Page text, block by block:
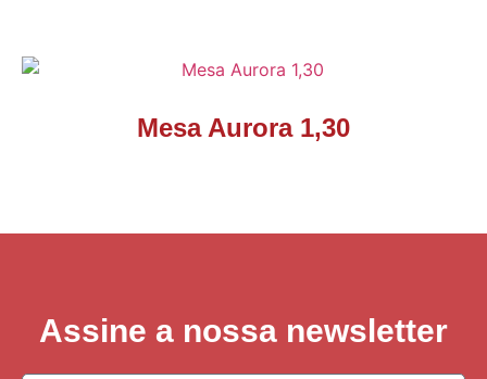
Mesa Aurora 1,30
Assine a nossa newsletter